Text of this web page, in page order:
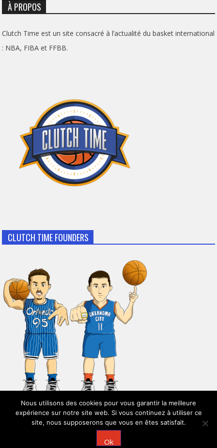
À PROPOS
Clutch Time est un site consacré à l’actualité du basket international
: NBA, FIBA et FFBB.
CLUTCH TIME FOUNDERS
© 2026 Clutch Time
WordPress| Theme:
Nous utilisons des cookies pour vous garantir la meilleure
expérience sur notre site web. Si vous continuez à utiliser ce
site, nous supposerons que vous en êtes satisfait.
Ok